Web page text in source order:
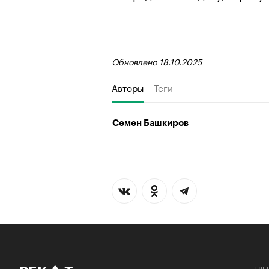
Обновлено 18.10.2025
Авторы Теги
Семен Башкиров